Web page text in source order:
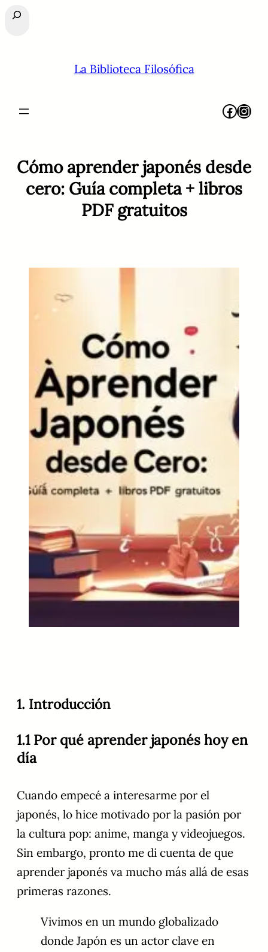
Buscar
La Biblioteca Filosófica
Facebook Instagram
Cómo aprender japonés desde
cero: Guía completa + libros
PDF gratuitos
1. Introducción
1.1 Por qué aprender japonés hoy en
día
Cuando empecé a interesarme por el
japonés, lo hice motivado por la pasión por
la cultura pop: anime, manga y videojuegos.
Sin embargo, pronto me di cuenta de que
aprender japonés va mucho más allá de esas
primeras razones.
Vivimos en un mundo globalizado
donde Japón es un actor clave en